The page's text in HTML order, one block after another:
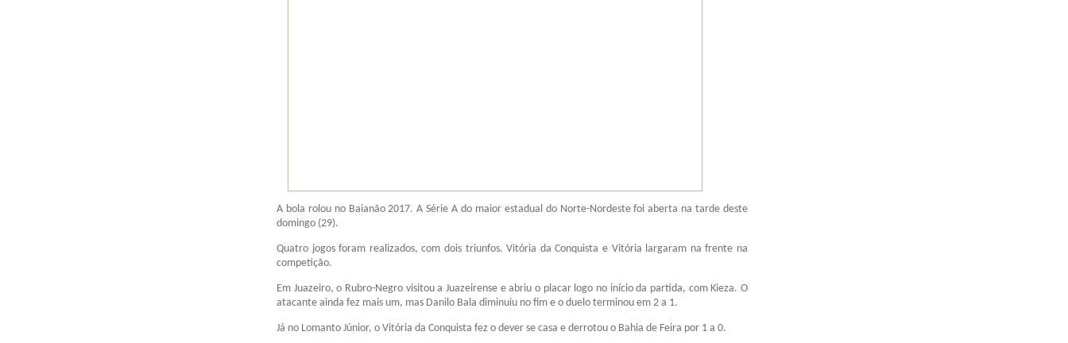
A bola rolou no Baianão 2017. A Série A do maior estadual do Norte-Nordeste foi aberta na tarde deste
domingo (29).
Quatro jogos foram realizados, com dois triunfos. Vitória da Conquista e Vitória largaram na frente na
competição.
Em Juazeiro, o Rubro-Negro visitou a Juazeirense e abriu o placar logo no início da partida, com Kieza. O
atacante ainda fez mais um, mas Danilo Bala diminuiu no fim e o duelo terminou em 2 a 1.
Já no Lomanto Júnior, o Vitória da Conquista fez o dever se casa e derrotou o Bahia de Feira por 1 a 0.